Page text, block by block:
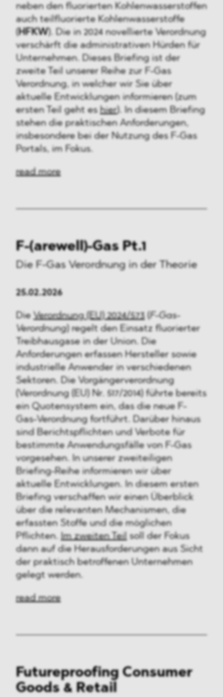
neben den fluorierten Kohlenwasserstoffen
auch teilfluorierte Kohlenwasserstoffe
(HFKW). Die in 2024 novellierte Verordnung
verschärft die administrativen Hürden für
Unternehmen. Dieses Briefing ist der
zweite Teil unserer Reihe zur F-Gas
Verordnung, in welcher wir Sie über
aktuelle Entwicklungen informieren (zum
ersten Teil geht es hier). In diesem Briefing
stehen die praktischen Anforderungen,
insbesondere bei der Nutzung des F-Gas
Portals, im Fokus.
read more
F-(arewell)-Gas Pt.1
Die F-Gas Verordnung in der Theorie
25.02.2026
Die Verordnung (EU) 2024/573( F-Gas-
Verordnung ) regelt den Einsatz fluorierter
Treibhausgase in der Union. Die
Anforderungen erfassen Hersteller sowie
industrielle Anwender in verschiedenen
Sektoren. Die Vorgängerverordnung
(Verordnung (EU) Nr. 517/2014) führte bereits
ein Quotensystem ein, das die neue F-
Gas-Verordnung fortführt. Darüber hinaus
sind Berichtspflichten und Verbote für
bestimmte Anwendungsfälle von F-Gas
vorgesehen. In unserer zweiteiligen
Briefing-Reihe informieren wir über
aktuelle Entwicklungen. In diesem ersten
Briefing verschaffen wir einen Überblick
über die relevanten Mechanismen, die
erfassten Stoffe und die möglichen
Pflichten. Im zweiten Teil soll der Fokus
dann auf die Herausforderungen aus Sicht
der praktisch betroffenen Unternehmen
gelegt werden.
read more
Futureproofing Consumer
Goods & Retail